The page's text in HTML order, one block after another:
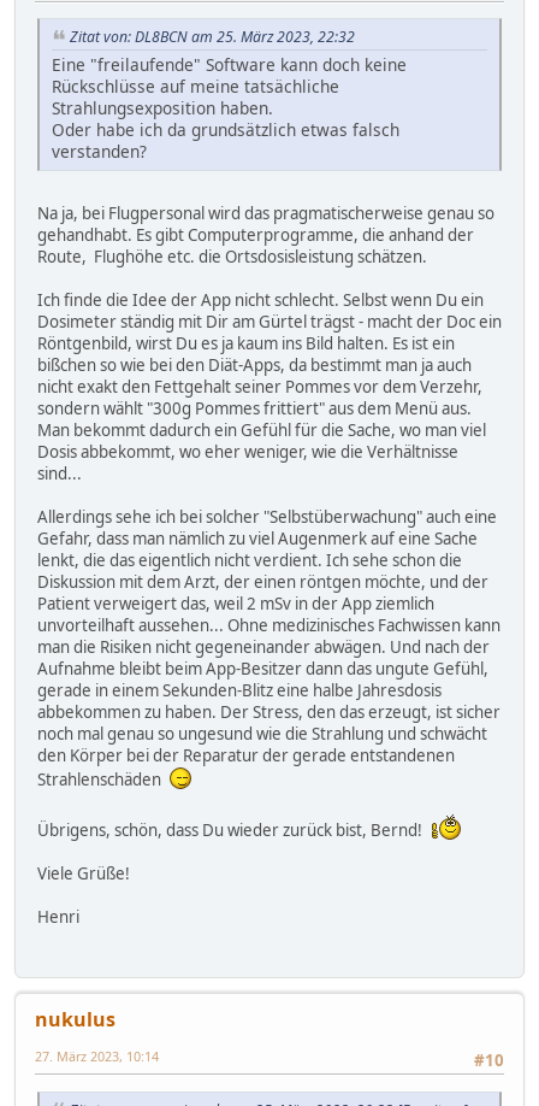
Zitat von: DL8BCN am 25. März 2023, 22:32
Eine "freilaufende" Software kann doch keine
Rückschlüsse auf meine tatsächliche
Strahlungsexposition haben.
Oder habe ich da grundsätzlich etwas falsch
verstanden?
Na ja, bei Flugpersonal wird das pragmatischerweise genau so
gehandhabt. Es gibt Computerprogramme, die anhand der
Route, Flughöhe etc. die Ortsdosisleistung schätzen.
Ich finde die Idee der App nicht schlecht. Selbst wenn Du ein
Dosimeter ständig mit Dir am Gürtel trägst - macht der Doc ein
Röntgenbild, wirst Du es ja kaum ins Bild halten. Es ist ein
bißchen so wie bei den Diät-Apps, da bestimmt man ja auch
nicht exakt den Fettgehalt seiner Pommes vor dem Verzehr,
sondern wählt "300g Pommes frittiert" aus dem Menü aus.
Man bekommt dadurch ein Gefühl für die Sache, wo man viel
Dosis abbekommt, wo eher weniger, wie die Verhältnisse
sind...
Allerdings sehe ich bei solcher "Selbstüberwachung" auch eine
Gefahr, dass man nämlich zu viel Augenmerk auf eine Sache
lenkt, die das eigentlich nicht verdient. Ich sehe schon die
Diskussion mit dem Arzt, der einen röntgen möchte, und der
Patient verweigert das, weil 2 mSv in der App ziemlich
unvorteilhaft aussehen... Ohne medizinisches Fachwissen kann
man die Risiken nicht gegeneinander abwägen. Und nach der
Aufnahme bleibt beim App-Besitzer dann das ungute Gefühl,
gerade in einem Sekunden-Blitz eine halbe Jahresdosis
abbekommen zu haben. Der Stress, den das erzeugt, ist sicher
noch mal genau so ungesund wie die Strahlung und schwächt
den Körper bei der Reparatur der gerade entstandenen
Strahlenschäden
Übrigens, schön, dass Du wieder zurück bist, Bernd!
Viele Grüße!
Henri
nukulus
#10
27. März 2023, 10:14